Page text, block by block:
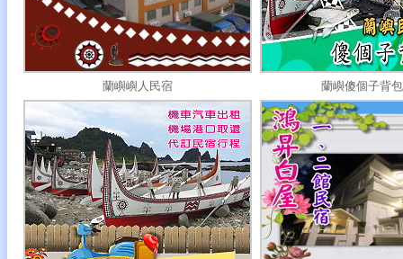
蘭嶼嶼人民宿 蘭嶼傻個子背